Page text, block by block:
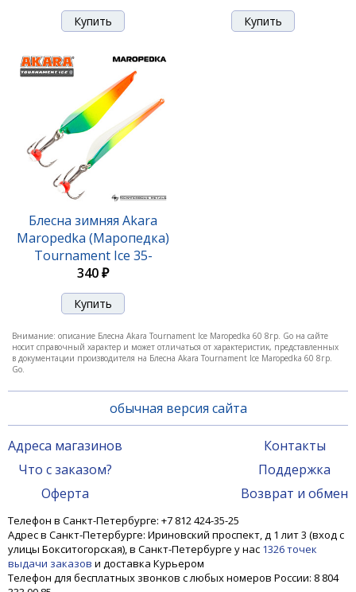
Блесна Akara Tournament Ice Maropedka 100 18гр.
420 ₽
Блесна Akara Tournament Ice Maropedka 100 18гр.
Блесна зимняя Akara
Maropedka (Маропедка)
Tournament Ice 35-
86/SIL
340 ₽
Внимание: описание Блесна Akara Tournament Ice Maropedka 60 8гр. Go на сайте
носит справочный характер и может отличаться от характеристик, представленных
в документации производителя на Блесна Akara Tournament Ice Maropedka 60 8гр.
Go.
обычная версия сайта
Адреса магазинов
Что с заказом?
Оферта
Контакты
Поддержка
Возврат и обмен
Телефон в Санкт-Петербурге: +7 812 424-35-25
Адрес в Санкт-Петербурге: Ириновский проспект, д 1 лит 3 (вход с
улицы Бокситогорская), в Санкт-Петербурге у нас 1326 точек
выдачи заказов и доставка Курьером
Телефон для бесплатных звонков с любых номеров России: 8 804